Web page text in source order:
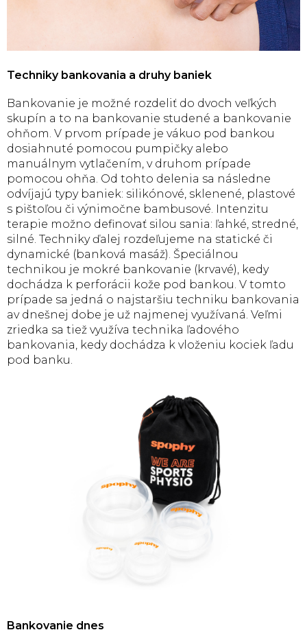
Techniky bankovania a druhy baniek
Bankovanie je možné rozdeliť do dvoch veľkých
skupín a to na bankovanie studené a bankovanie
ohňom. V prvom prípade je vákuo pod bankou
dosiahnuté pomocou pumpičky alebo
manuálnym vytlačením, v druhom prípade
pomocou ohňa. Od tohto delenia sa následne
odvíjajú typy baniek: silikónové, sklenené, plastové
s pištoľou či výnimočne bambusové. Intenzitu
terapie možno definovať silou sania: ľahké, stredné,
silné. Techniky ďalej rozdeľujeme na statické či
dynamické (banková masáž). Špeciálnou
technikou je mokré bankovanie (krvavé), kedy
dochádza k perforácii kože pod bankou. V tomto
prípade sa jedná o najstaršiu techniku bankovania
av dnešnej dobe je už najmenej využívaná. Veľmi
zriedka sa tiež využíva technika ľadového
bankovania, kedy dochádza k vloženiu kociek ľadu
pod banku.
Bankovanie dnes